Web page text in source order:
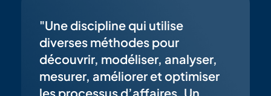
"Une discipline qui utilise
diverses méthodes pour
découvrir, modéliser, analyser,
mesurer, améliorer et optimiser
les processus d’affaires. Un